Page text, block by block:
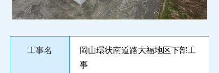
工事名
岡山環状南道路大福地区下部工
事